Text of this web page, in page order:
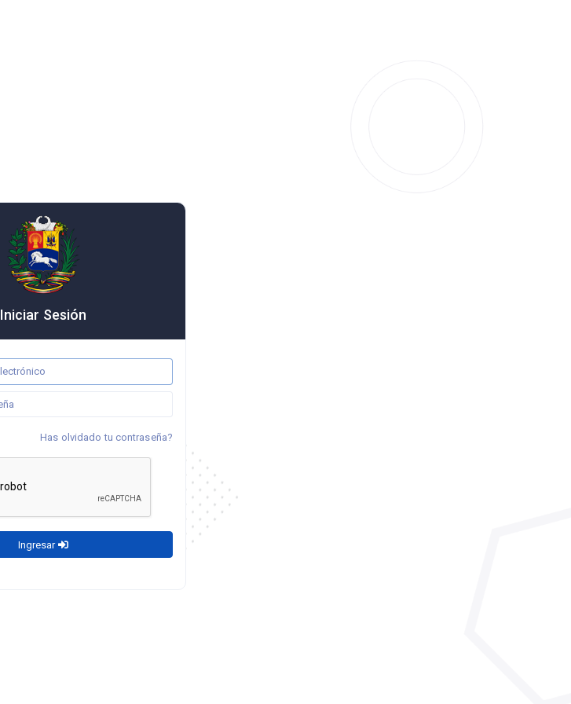
Iniciar Sesión
Has olvidado tu contraseña?
Ingresar